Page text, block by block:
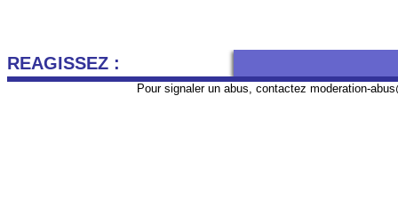
REAGISSEZ :
Pour signaler un abus, contactez moderation-